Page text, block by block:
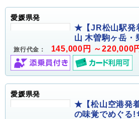
愛媛県発
★【JR松山駅発
山 木曽駒ヶ岳・
旅行代金： 145,000円 ～220,000
愛媛県発
★【松山空港発
の味覚でめぐる!